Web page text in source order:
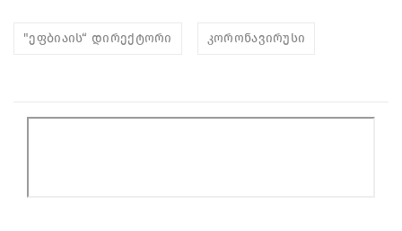
"ეფბიაის“ დირექტორი კორონავირუსი